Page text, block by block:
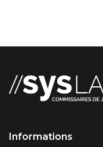
Informations